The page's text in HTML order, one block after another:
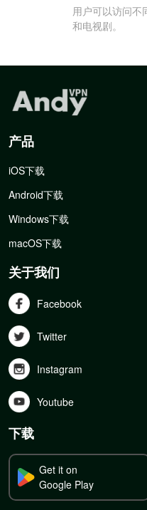
用户可以访问不
和电视剧。
产品
iOS下载
Android下载
Windows下载
macOS下载
关于我们
Facebook
Twitter
Instagram
Youtube
下载
Get it on
Google Play